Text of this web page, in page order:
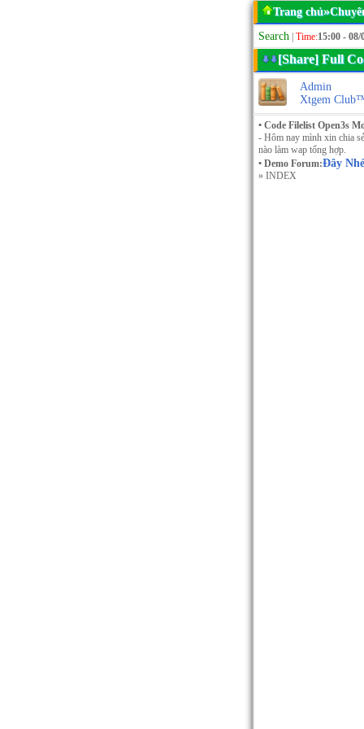
Trang chủ»
Search Time:15:00 - 08/
[Share] Full
Admin
Xtgem
• Code Filelist Open3s
- Hôm nay mình xin chia
nào làm wap tổng hợp.
• Demo Forum:Đây Nhé
» INDEX